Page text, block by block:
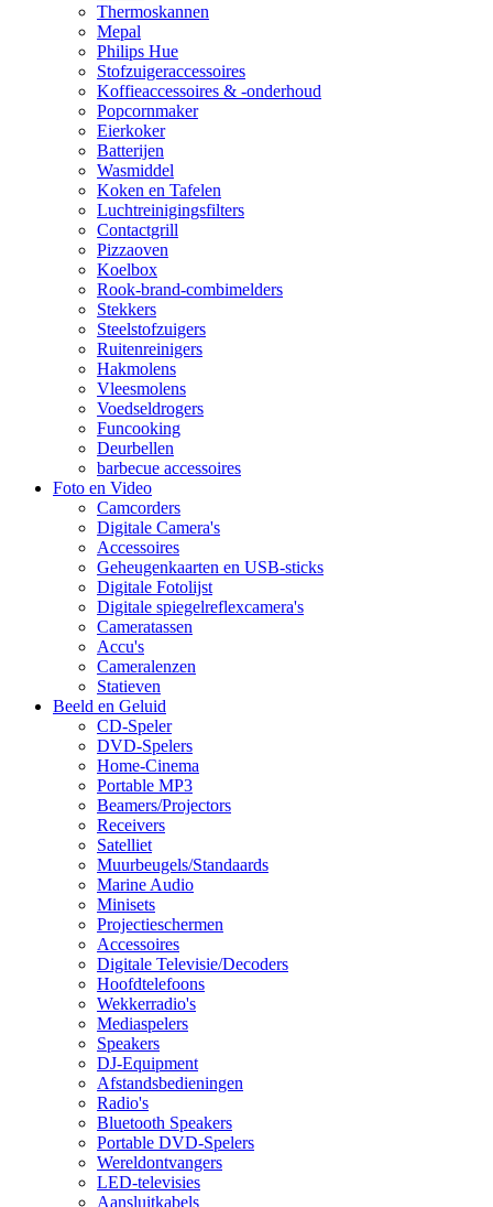
Thermoskannen
Mepal
Philips Hue
Stofzuigeraccessoires
Koffieaccessoires & -onderhoud
Popcornmaker
Eierkoker
Batterijen
Wasmiddel
Koken en Tafelen
Luchtreinigingsfilters
Contactgrill
Pizzaoven
Koelbox
Rook-brand-combimelders
Stekkers
Steelstofzuigers
Ruitenreinigers
Hakmolens
Vleesmolens
Voedseldrogers
Funcooking
Deurbellen
barbecue accessoires
Foto en Video
Camcorders
Digitale Camera's
Accessoires
Geheugenkaarten en USB-sticks
Digitale Fotolijst
Digitale spiegelreflexcamera's
Cameratassen
Accu's
Cameralenzen
Statieven
Beeld en Geluid
CD-Speler
DVD-Spelers
Home-Cinema
Portable MP3
Beamers/Projectors
Receivers
Satelliet
Muurbeugels/Standaards
Marine Audio
Minisets
Projectieschermen
Accessoires
Digitale Televisie/Decoders
Hoofdtelefoons
Wekkerradio's
Mediaspelers
Speakers
DJ-Equipment
Afstandsbedieningen
Radio's
Bluetooth Speakers
Portable DVD-Spelers
Wereldontvangers
LED-televisies
Aansluitkabels